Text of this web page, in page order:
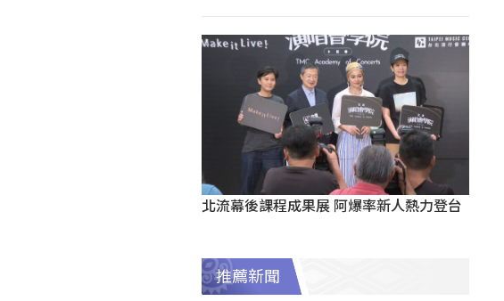
北流幕後課程成果展 阿爆率新人熱力登台
推薦新聞